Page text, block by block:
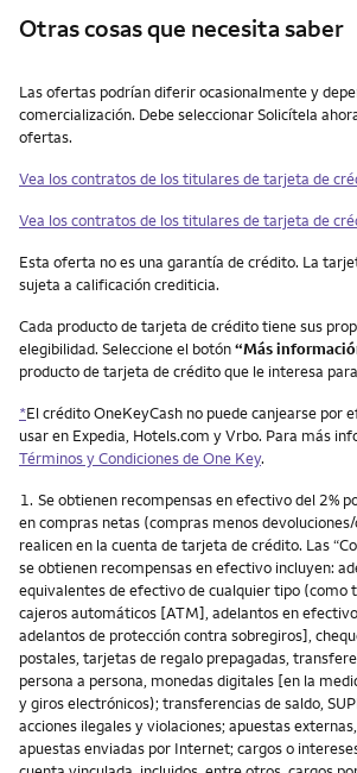
Otras cosas que necesita saber
Otras cosas que necesita saber
Las ofertas podrían diferir ocasionalmente y
comercialización. Debe seleccionar Solicítela
ofertas.
Vea los contratos de los titulares de tarjeta de
Vea los contratos de los titulares de tarjeta de
Esta oferta no es una garantía de crédito. La
sujeta a calificación crediticia.
Cada producto de tarjeta de crédito tiene sus
elegibilidad. Seleccione el botón“Más
producto de tarjeta de crédito que le interesa
*El crédito OneKeyCash no puede canjearse por
usar en Expedia, Hotels.com y Vrbo. Para más
Términos y Condiciones de One Key.
Nota
1. Se obtienen recompensas en efectivo del 2%
en compras netas (compras menos
realicen en la cuenta de tarjeta de crédito. Las
se obtienen recompensas en efectivo incluyen:
equivalentes de efectivo de cualquier tipo (como
cajeros automáticos [ATM], adelantos en
adelantos de protección contra sobregiros],
postales, tarjetas de regalo prepagadas,
persona a persona, monedas digitales [en la
y giros electrónicos); transferencias de saldo,
acciones ilegales y violaciones; apuestas
apuestas enviadas por Internet; cargos o